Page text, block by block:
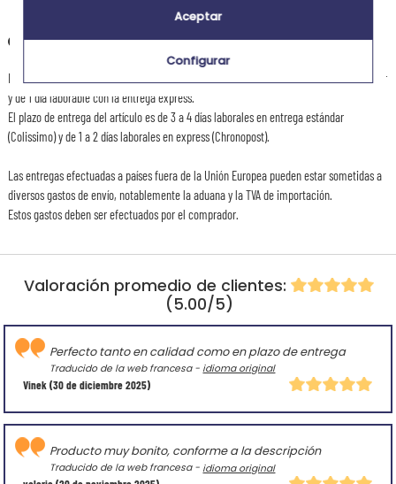
Valoración promedio de clientes:
(5.00/5)
Vinek(30 de diciembre 2025)
Perfecto tanto en calidad como en plazo de entrega
Traducido de la web francesa - idioma original
Producto muy bonito, conforme a la descripción
Traducido de la web francesa - idioma original
Otras destinaciones +
El plazo de preparación de este articulo es de 2 días laborables con la entrega estándar
y de 1 día laborable con la entrega express.
El plazo de entrega del artículo es de 3 a 4 días laborales en entrega estándar
(Colissimo) y de 1 a 2 días laborales en express (Chronopost).
Las entregas efectuadas a países fuera de la Unión Europea pueden estar sometidas a
diversos gastos de envío, notablemente la aduana y la TVA de importación.
Estos gastos deben ser efectuados por el comprador.
Aceptar
Configurar